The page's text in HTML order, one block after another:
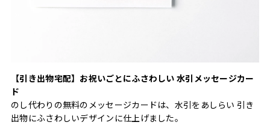
【引き出物宅配】お祝いごとにふさわしい 水引メッセージカー
ド
のし代わりの無料のメッセージカードは、水引をあしらい 引き
出物にふさわしいデザインに仕上げました。